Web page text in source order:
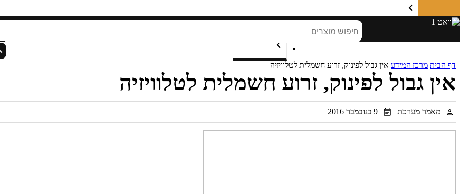
משווקים מורשים
דף הבית מרכז המידע אין גבול לפינוק, זרוע חשמלית לטלוויזיה
אין גבול לפינוק, זרוע חשמלית לטלוויזיה
מאמר מערכת 9 בנובמבר 2016